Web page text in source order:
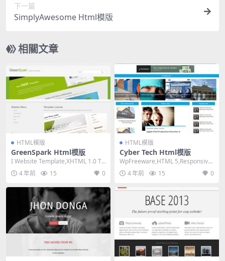
下一篇
SimplyAwesome Html模版
相關文章
HTML模版
GreenSpark Html模版
I Website Template,XHTML 1.0 Tr
ansitiona...
4 年前 15 0
HTML模版
Cyber Tech Html模版
WpFreeware,HTML 5,Responsive,
3 Columns,...
4 年前 15 0